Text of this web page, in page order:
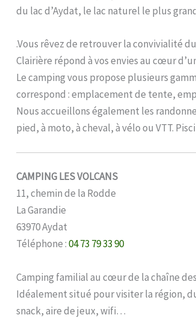
du lac d’Aydat, le lac naturel le plus
.Vous rêvez de retrouver la convivialité
Clairière répond à vos envies au cœur
Le camping vous propose plusieurs
correspond : emplacement de tente,
Nous accueillons également les
pied, à moto, à cheval, à vélo ou VTT.
CAMPING LES VOLCANS
11, chemin de la Rodde
La Garandie
63970 Aydat
Téléphone :04 73 79 33 90
Camping familial au cœur de la chaîne
Idéalement situé pour visiter la région,
snack, aire de jeux, wifi…